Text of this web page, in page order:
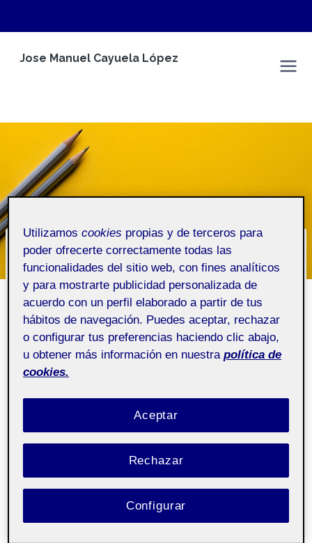
Jose Manuel Cayuela López
¿Quién soy?
Inicio/¿Quién soy?
Pública
¡Hola!
automáticamente. Esta página es
puede ver todo el mundo. Es interesante que haya
contenidos públicos en tu espacio Folio, como
esta página de presentación. Asi, si alguien lo
Utilizamoscookies propias y de terceros para
poder ofrecerte correctamente todas las
funcionalidades del sitio web, con fines analíticos
y para mostrarte publicidad personalizada de
acuerdo con un perfil elaborado a partir de tus
hábitos de navegación. Puedes aceptar, rechazar
o configurar tus preferencias haciendo clic abajo,
u obtener más información en nuestra política de
cookies.
Rechazar
Aceptar
Configurar